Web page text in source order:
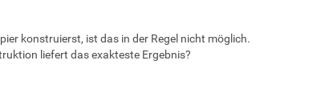
konstruierst, ist das in der Regel nicht möglich.
liefert das exakteste Ergebnis?